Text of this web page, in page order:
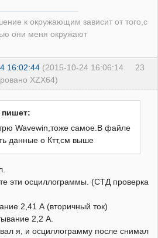
к окружающим зависит от того,с
они меня окружают
23
16:02:44 (2015-10-24 16:06:14
XZX64)
Wavewin,тоже самое.В файле
данные о Ктт,см выше
эти осциллограммы. (СТД проверка
2,41 А (вторичный ток)
2,2 А.
я, и осциллограмму после снимал